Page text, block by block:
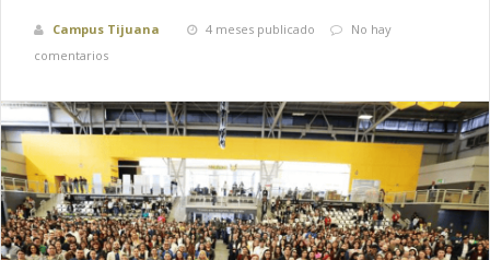
Campus Tijuana 4 meses publicado
No hay
comentarios